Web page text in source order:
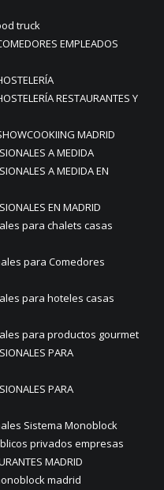
truck
EMPLEADOS
RESTAURANTES Y
MADRID
A MEDIDA
A MEDIDA EN
EN MADRID
para chalets casas
para Comedores
para hoteles casas
para productos gourmet
PARA
PARA
Sistema Monoblock
privados empresas
MADRID
madrid